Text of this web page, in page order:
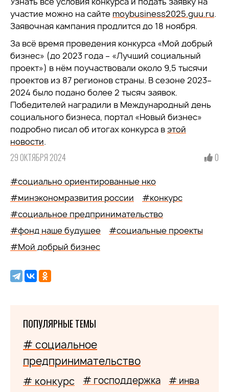
участие можно на сайте moybusiness2025.guu.ru.
Заявочная кампания продлится до 18 ноября.
За всё время проведения конкурса «Мой добрый
бизнес» (до 2023 года – «Лучший социальный
проект») в нём поучаствовали около 9,5 тысячи
проектов из 87 регионов страны. В сезоне 2023–
2024 было подано более 2 тысяч заявок.
Победителей наградили в Международный день
социального бизнеса, портал «Новый бизнес»
подробно писал об итогах конкурса вэтой
новости.
29 ОКТЯБРЯ 2024 0
#социально ориентированные нко
#минэкономразвития россии
#конкурс
#социальное предпринимательство
#фонд наше будущее
#социальные проекты
#Мой добрый бизнес
ПОПУЛЯРНЫЕ ТЕМЫ
# социальное
предпринимательство
# конкурс # господдержка # инва